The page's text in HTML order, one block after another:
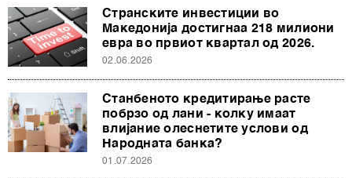
Странските инвестиции во
Македонија достигнаа 218 милиони
евра во првиот квартал од 2026.
02.06.2026
Станбеното кредитирање расте
побрзо од лани - колку имаат
влијание олеснетите услови од
Народната банка?
01.07.2026